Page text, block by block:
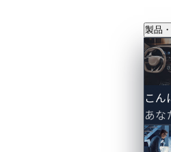
製品
こん
あな
Pwn2Own